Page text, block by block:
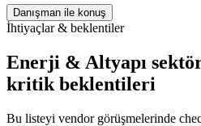
Danışman ile konuş
İhtiyaçlar & beklentiler
Enerji & Altyapı
kritik beklentileri
Bu listeyi vendor görüşmelerinde